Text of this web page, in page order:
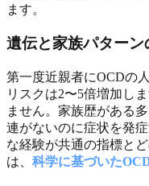
ます。
遺伝と家族パターン
第一度近親者にOCDの
リスクは2〜5倍増加し
ません。家族歴がある
連がないのに症状を発
な経験が共通の指標と
は、 科学に基づいた